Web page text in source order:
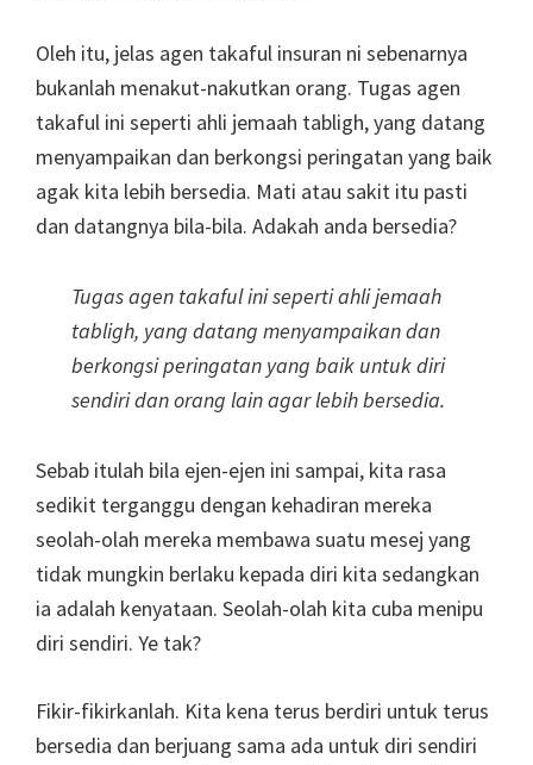
Oleh itu, jelas agen takaful insuran ni sebenarnya
bukanlah menakut-nakutkan orang. Tugas agen
takaful ini seperti ahli jemaah tabligh, yang datang
menyampaikan dan berkongsi peringatan yang baik
agak kita lebih bersedia. Mati atau sakit itu pasti
dan datangnya bila-bila. Adakah anda bersedia?
Tugas agen takaful ini seperti ahli jemaah
tabligh, yang datang menyampaikan dan
berkongsi peringatan yang baik untuk diri
sendiri dan orang lain agar lebih bersedia.
Sebab itulah bila ejen-ejen ini sampai, kita rasa
sedikit terganggu dengan kehadiran mereka
seolah-olah mereka membawa suatu mesej yang
tidak mungkin berlaku kepada diri kita sedangkan
ia adalah kenyataan. Seolah-olah kita cuba menipu
diri sendiri. Ye tak?
Fikir-fikirkanlah. Kita kena terus berdiri untuk terus
bersedia dan berjuang sama ada untuk diri sendiri